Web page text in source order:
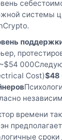
системы
Cost)$48
времени